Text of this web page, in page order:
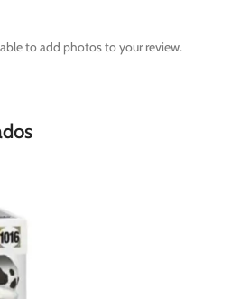
to add photos to your review.